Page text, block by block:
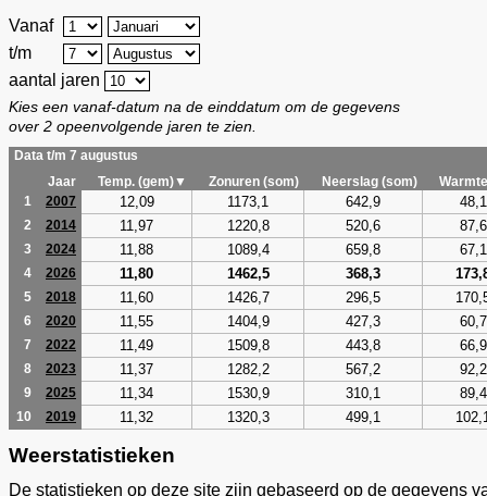
Vanaf
t/m
aantal jaren
Kies een vanaf-datum na de einddatum om de gegevens
over 2 opeenvolgende jaren te zien.
Data t/m 7 augustus
Jaar
Temp. (gem)▼ Zonuren (som) Neerslag (som)
1
2007 12,09 1173,1 642,9 48,1
2 2014 11,97 1220,8 520,6 87,6
3 2024 11,88 1089,4 659,8 67,1
4 2026 11,80 1462,5 368,3
5 2018 11,60 1426,7 296,5
6 2020 11,55 1404,9 427,3 60,7
7 2022 11,49 1509,8 443,8 66,9
8 2023 11,37 1282,2 567,2 92,2
9 2025 11,34 1530,9 310,1 89,4
10 2019 11,32 1320,3 499,1
Weerstatistieken
De statistieken op deze site zijn gebaseerd op de gegevens